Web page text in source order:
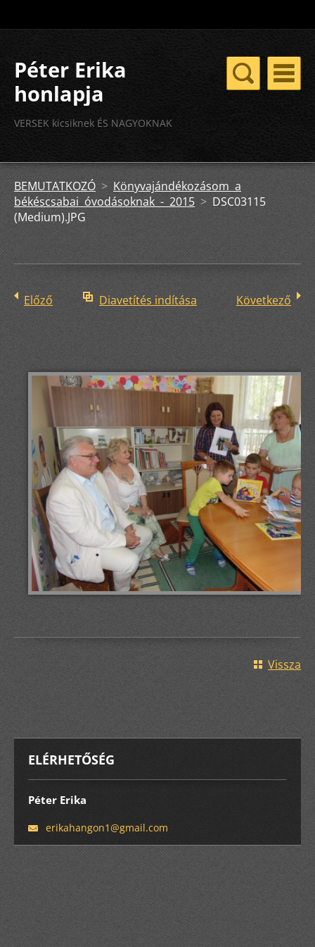
Péter Erika
honlapja
VERSEK kicsiknek ÉS NAGYOKNAK
BEMUTATKOZÓ >Könyvajándékozásom a
békéscsabai óvodásoknak - 2015 > DSC03115
(Medium).JPG
Előző Diavetítés indítása Következő
Vissza
ELÉRHETŐSÉG
Péter Erika
erikahangon1@gmail.com